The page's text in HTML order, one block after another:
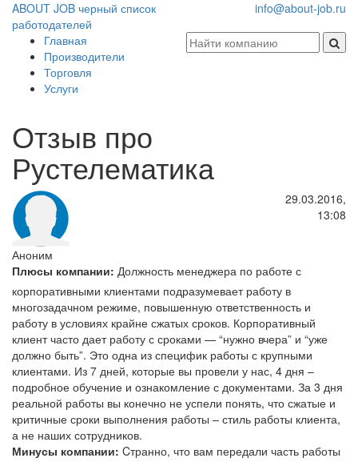
ABOUT JOB черный список
работодателей
info@about-job.ru
Главная
Производители
Торговля
Услуги
Отзыв про
Рустелематика
Аноним
29.03.2016,
13:08
Плюсы компании: Должность менеджера по работе с
корпоративными клиентами подразумевает работу в
многозадачном режиме, повышенную ответственность и
работу в условиях крайне сжатых сроков. Корпоративный
клиент часто дает работу с сроками — “нужно вчера” и “уже
должно быть”. Это одна из специфик работы с крупными
клиентами. Из 7 дней, которые вы провели у нас, 4 дня –
подробное обучение и ознакомление с документами. За 3 дня
реальной работы вы конечно не успели понять, что сжатые и
критичные сроки выполнения работы – стиль работы клиента,
а не наших сотрудников.
Минусы компании: Cтранно, что вам передали часть работы